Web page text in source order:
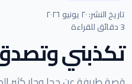
تاريخ النشر: ٢٠ يونيو ٢٠٢٦
3 دقائق للقراءة
تكذبني